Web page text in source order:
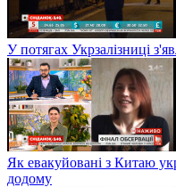
У потягах Укрзалізниці
Як евакуйовані з Китаю
додому